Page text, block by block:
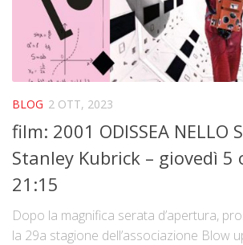
BLOG 2 OTT, 2023
film: 2001 ODISSEA NELLO
Stanley Kubrick – giovedì
21:15
Dopo la magnifica serata d’apertura,
la 29a stagione dell’associazione Blow